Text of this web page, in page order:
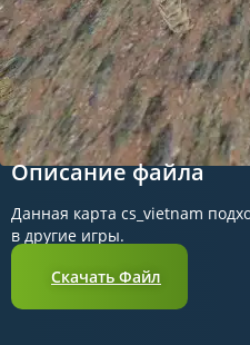
Описание файла
Данная карта cs_vietnam
в другие игры.
Скачать Файл